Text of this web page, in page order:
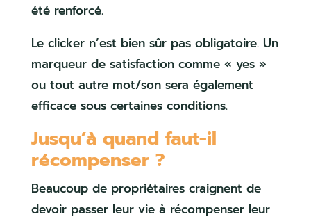
été renforcé.
Le clicker n’est bien sûr pas obligatoire. Un
marqueur de satisfaction comme « yes »
ou tout autre mot/son sera également
efficace sous certaines conditions.
Jusqu’à quand faut-il
récompenser ?
Beaucoup de propriétaires craignent de
devoir passer leur vie à récompenser leur